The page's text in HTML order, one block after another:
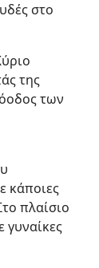
στο
της
των
κάποιες
πλαίσιο